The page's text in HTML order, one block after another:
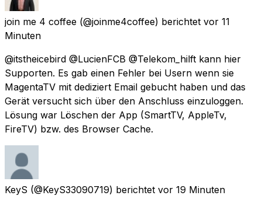
join me 4 coffee (@joinme4coffee) berichtet vor 11
Minuten
@itstheicebird @LucienFCB @Telekom_hilft kann hier
Supporten. Es gab einen Fehler bei Usern wenn sie
MagentaTV mit dediziert Email gebucht haben und das
Gerät versucht sich über den Anschluss einzuloggen.
Lösung war Löschen der App (SmartTV, AppleTv,
FireTV) bzw. des Browser Cache.
KeyS (@KeyS33090719) berichtet vor 19 Minuten